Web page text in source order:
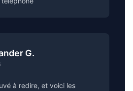
G.
à redire, et voici les